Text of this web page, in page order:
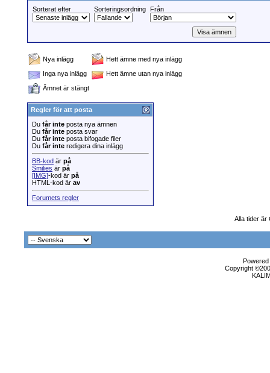
Sorterat efter
Sorteringsordning Från
Nya inlägg
Hett ämne med nya inlägg
Inga nya inlägg
Hett ämne utan nya inlägg
Ämnet är stängt
Regler för att posta
Du får inte posta nya ämnen
Du får inte posta svar
Du får inte posta bifogade filer
Du får inte redigera dina inlägg
BB-kod är på
Smilies är på
[IMG]-kod är på
HTML-kod är av
Forumets regler
Alla tider är
Copyright